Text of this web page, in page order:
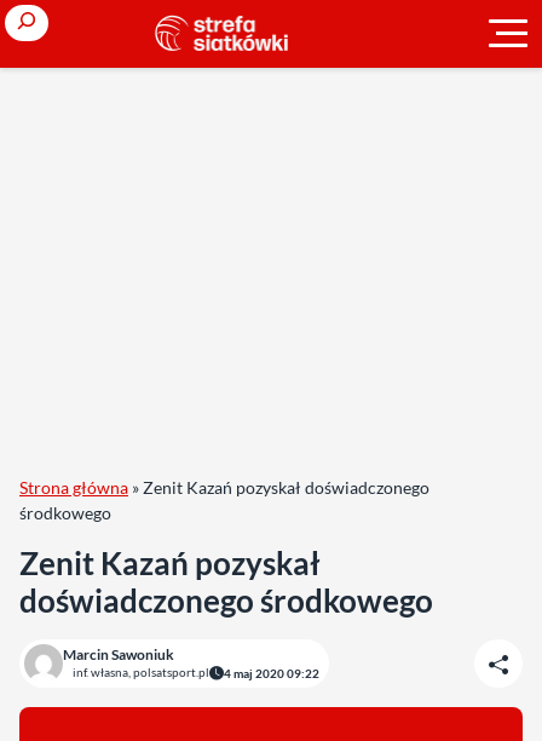
Search
Strona główna »Zenit Kazań pozyskał doświadczonego
środkowego
Zenit Kazań pozyskał
doświadczonego środkowego
Marcin Sawoniuk
inf. własna, polsatsport.pl 4 maj 2020 09:22